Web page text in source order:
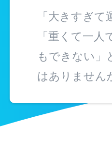
「大きすぎて
「重くて一人
もできない」
はありません